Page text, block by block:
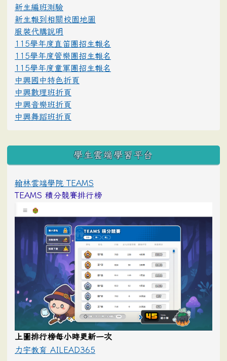
新生編班測驗
新生報到相關校園地圖
服裝代購說明
115學年度直笛團招生報名
115學年度管樂團招生報名
115學年度童軍團招生報名
中興國中特色折頁
中興數理班折頁
中興音樂班折頁
中興舞蹈班折頁
學生雲端學習平台
翰林雲端學院 TEAMS
TEAMS 積分競賽排行榜
上圖排行榜每小時更新一次
力宇教育 AILEAD365